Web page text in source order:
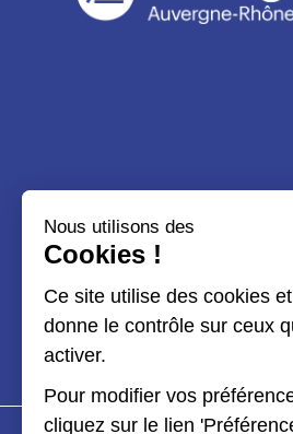
Nous utilisons des
Cookies !
Ce site utilise des cookies
donne le contrôle sur ceux
activer.
Pour modifier vos
cliquez sur le lien